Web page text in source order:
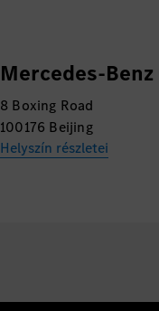
Mercedes-
8 Boxing Road
100176 Beijing
Helyszín részletei